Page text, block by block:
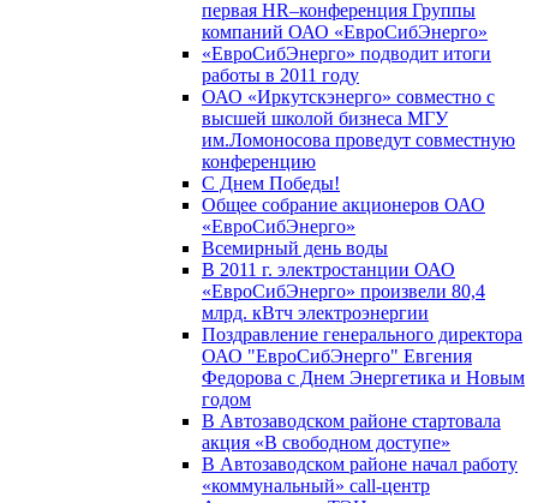
первая HR–конференция Группы
компаний ОАО «ЕвроСибЭнерго»
«ЕвроСибЭнерго» подводит итоги
работы в 2011 году
ОАО «Иркутскэнерго» совместно с
высшей школой бизнеса МГУ
им.Ломоносова проведут совместную
конференцию
С Днем Победы!
Общее собрание акционеров ОАО
«ЕвроСибЭнерго»
Всемирный день воды
В 2011 г. электростанции ОАО
«ЕвроСибЭнерго» произвели 80,4
млрд. кВтч электроэнергии
Поздравление генерального директора
ОАО "ЕвроСибЭнерго" Евгения
Федорова с Днем Энергетика и Новым
годом
В Автозаводском районе стартовала
акция «В свободном доступе»
В Автозаводском районе начал работу
«коммунальный» call-центр